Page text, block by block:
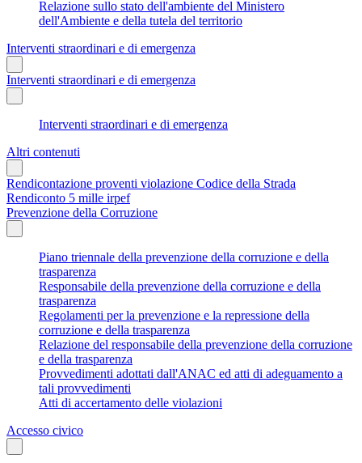
Relazione sullo stato dell'ambiente del Ministero
dell'Ambiente e della tutela del territorio
Interventi straordinari e di emergenza
Interventi straordinari e di emergenza
Interventi straordinari e di emergenza
Altri contenuti
Rendicontazione proventi violazione Codice della Strada
Rendiconto 5 mille irpef
Prevenzione della Corruzione
Piano triennale della prevenzione della corruzione e della
trasparenza
Responsabile della prevenzione della corruzione e della
trasparenza
Regolamenti per la prevenzione e la repressione della
corruzione e della trasparenza
Relazione del responsabile della prevenzione della corruzione
e della trasparenza
Provvedimenti adottati dall'ANAC ed atti di adeguamento a
tali provvedimenti
Atti di accertamento delle violazioni
Accesso civico